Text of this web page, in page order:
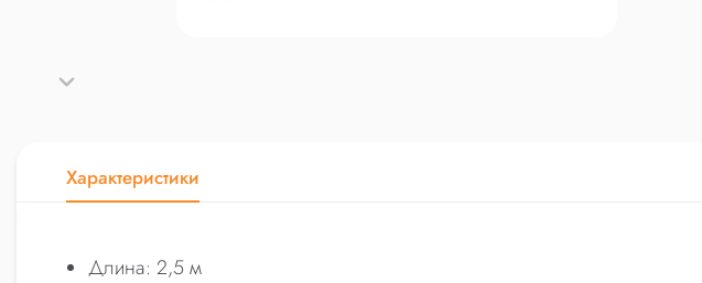
Характеристики
Длина: 2,5 м